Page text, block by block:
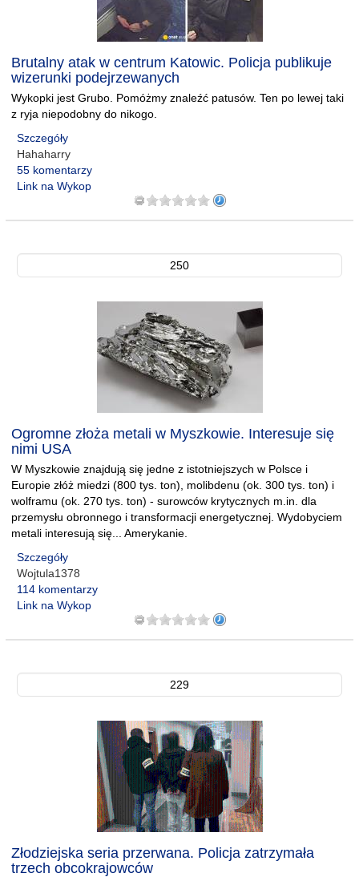
Brutalny atak w centrum Katowic. Policja publikuje
wizerunki podejrzewanych
Wykopki jest Grubo. Pomóżmy znaleźć patusów. Ten po lewej taki
z ryja niepodobny do nikogo.
Szczegóły
Hahaharry
55 komentarzy
Link na Wykop
250
Ogromne złoża metali w Myszkowie. Interesuje się
nimi USA
W Myszkowie znajdują się jedne z istotniejszych w Polsce i
Europie złóż miedzi (800 tys. ton), molibdenu (ok. 300 tys. ton) i
wolframu (ok. 270 tys. ton) - surowców krytycznych m.in. dla
przemysłu obronnego i transformacji energetycznej. Wydobyciem
metali interesują się... Amerykanie.
Szczegóły
Wojtula1378
114 komentarzy
Link na Wykop
229
Złodziejska seria przerwana. Policja zatrzymała
trzech obcokrajowców